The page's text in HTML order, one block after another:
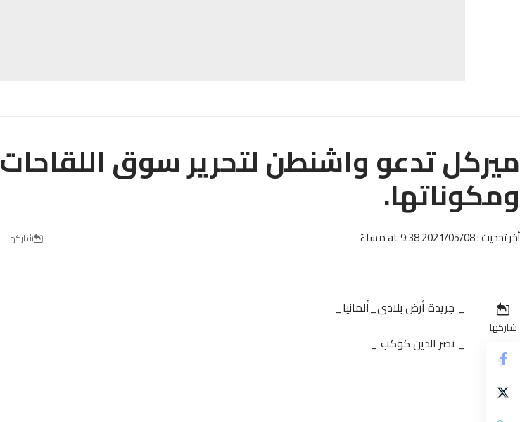
ميركل تدعو واشنطن لتحرير سوق اللقاحات
ومكوناتها.
أخر تحديث : 2021/05/08 at 9:38 مساءً شاركها
شاركها
_ جريدة أرض بلادي_ألمانيا_
_ نصر الدين كوكب _